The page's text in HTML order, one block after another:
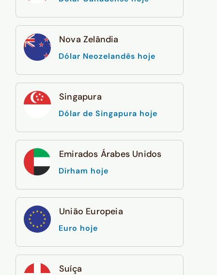
Nova Zelândia
Dólar Neozelandês hoje
Singapura
Dólar de Singapura hoje
Emirados Árabes Unidos
Dirham hoje
União Europeia
Euro hoje
Suíça